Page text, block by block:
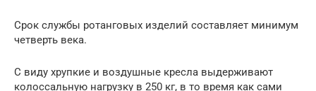
Срок службы ротанговых изделий составляет минимум
четверть века.
С виду хрупкие и воздушные кресла выдерживают
колоссальную нагрузку в 250 кг, в то время как сами